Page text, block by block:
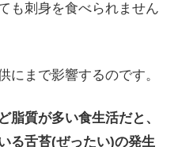
も刺身を食べられません
にまで影響するのです。
脂質が多い食生活だと、
る舌苔(ぜったい)の発生